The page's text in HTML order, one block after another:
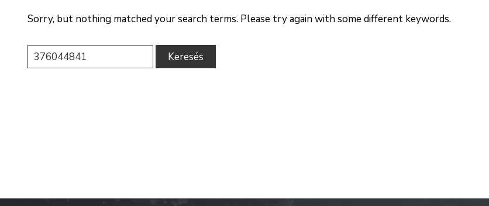
Sorry, but nothing matched your search terms. Please try again with some different keywords.